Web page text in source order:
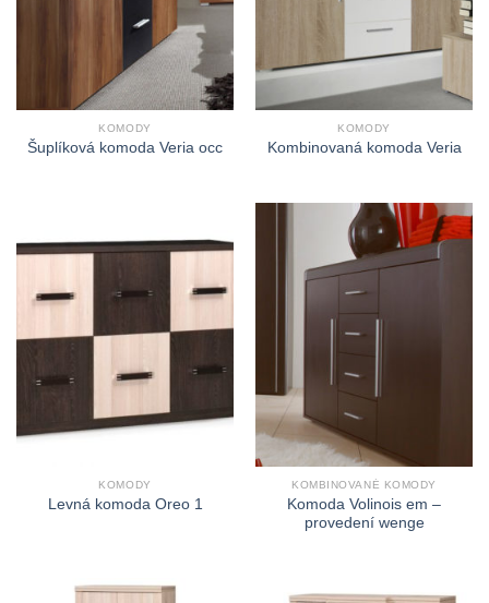
KOMODY
Šuplíková komoda Veria occ
KOMODY
Kombinovaná komoda Veria
KOMODY
Levná komoda Oreo 1
KOMBINOVANÉ KOMODY
Komoda Volinois em –
provedení wenge